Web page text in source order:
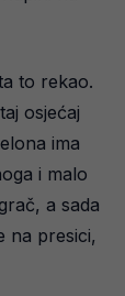
to rekao.
osjećaj
ima
i malo
a sada
na presici,